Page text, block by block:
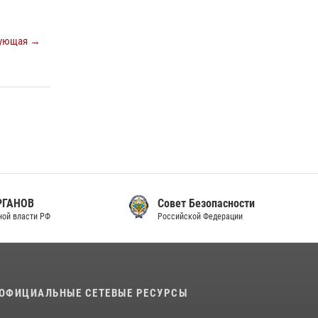
→
08 июля 2026, 07:01
Совет Безопасности
Российской Федерации
СЕТЕВЫЕ РЕСУРСЫ